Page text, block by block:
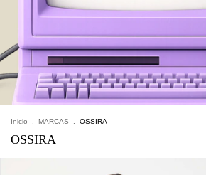
Inicio MARCAS OSSIRA
OSSIRA